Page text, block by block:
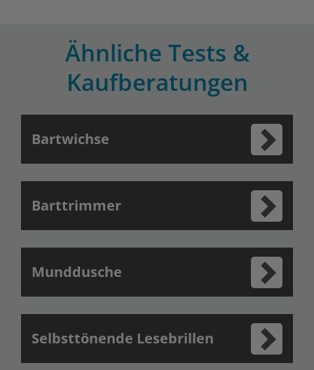
Ähnliche Tests &
Kaufberatungen
Bartwichse
Barttrimmer
Munddusche
Selbsttönende Lesebrillen